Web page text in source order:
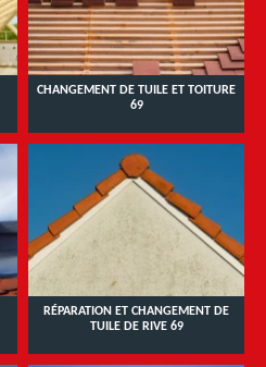
CHANGEMENT DE TUILE ET TOITURE
69
RÉPARATION ET CHANGEMENT DE
TUILE DE RIVE 69